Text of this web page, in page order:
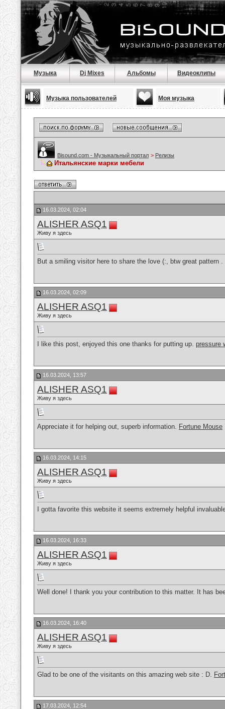
Музыка Dj Mixes Альбомы Видеоклипы
Музыка пользователей Моя музыка
Bisound.com - Музыкальный портал > Релизы
Итальянские марки мебели
16.03.2024, 02:04
ALISHER ASQ1
Живу я здесь
But a smiling visitor here to share the love (:, btw great pattern .
16.03.2024, 02:09
ALISHER ASQ1
Живу я здесь
I like this post, enjoyed this one thanks for putting up. pressure
16.03.2024, 13:57
ALISHER ASQ1
Живу я здесь
Appreciate it for helping out, superb information. Fortune Mouse
16.03.2024, 14:15
ALISHER ASQ1
Живу я здесь
I gotta favorite this website it seems extremely helpful
16.03.2024, 16:33
ALISHER ASQ1
Живу я здесь
Well done! I thank you your contribution to this matter. It has
16.03.2024, 16:40
ALISHER ASQ1
Живу я здесь
Glad to be one of the visitants on this amazing web site : D.
17.03.2024, 12:54